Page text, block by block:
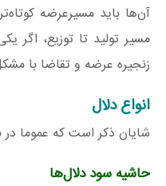
آن‌ها باید مسیرعرضه
مسیر تولید تا توزیع، اگر
زنجیره عرضه و تقاضا با
انواع دلال
شایان ذکر است که عموما در
حاشیه سود دلال‌ها